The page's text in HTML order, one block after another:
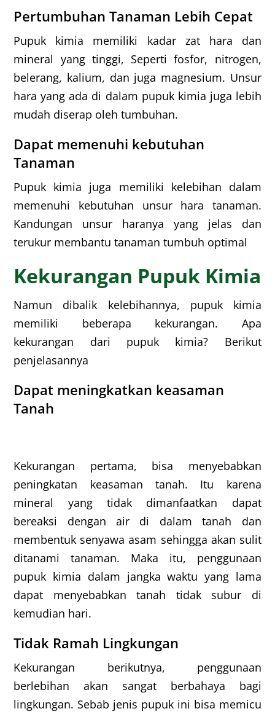
Pertumbuhan Tanaman Lebih Cepat
Pupuk kimia memiliki kadar zat hara dan
mineral yang tinggi, Seperti fosfor, nitrogen,
belerang, kalium, dan juga magnesium. Unsur
hara yang ada di dalam pupuk kimia juga lebih
mudah diserap oleh tumbuhan.
Dapat memenuhi kebutuhan
Tanaman
Pupuk kimia juga memiliki kelebihan dalam
memenuhi kebutuhan unsur hara tanaman.
Kandungan unsur haranya yang jelas dan
terukur membantu tanaman tumbuh optimal
Kekurangan Pupuk Kimia
Namun dibalik kelebihannya, pupuk kimia
memiliki beberapa kekurangan.
Apa
kekurangan dari pupuk kimia? Berikut
penjelasannya
Dapat meningkatkan keasaman
Tanah
Kekurangan pertama, bisa menyebabkan
peningkatan keasaman tanah. Itu karena
mineral yang tidak dimanfaatkan dapat
bereaksi dengan air di dalam tanah dan
membentuk senyawa asam sehingga akan sulit
ditanami tanaman. Maka itu, penggunaan
pupuk kimia dalam jangka waktu yang lama
dapat menyebabkan tanah tidak subur di
kemudian hari.
Tidak Ramah Lingkungan
Kekurangan berikutnya, penggunaan
berlebihan akan sangat berbahaya bagi
lingkungan. Sebab jenis pupuk ini bisa memicu